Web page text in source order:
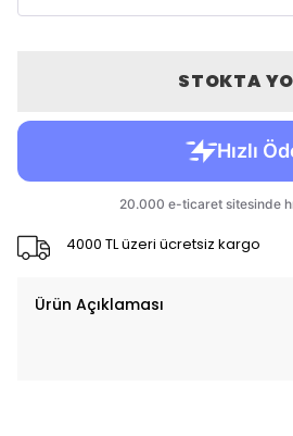
STOKTA
4000 TL üzeri ücretsiz kargo
Ürün Açıklaması